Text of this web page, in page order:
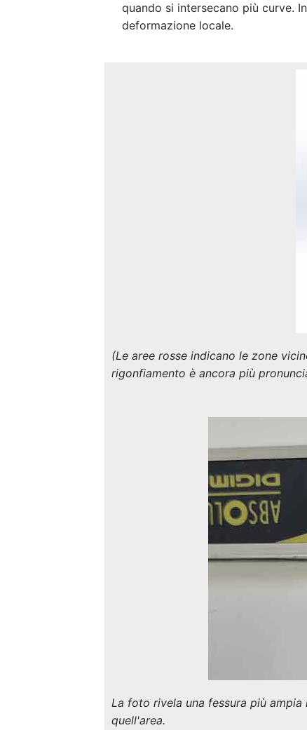
quando si intersecano più curve.
deformazione locale.
(Le aree rosse indicano le zone
rigonfiamento è ancora più
La foto rivela una fessura più
quell'area.